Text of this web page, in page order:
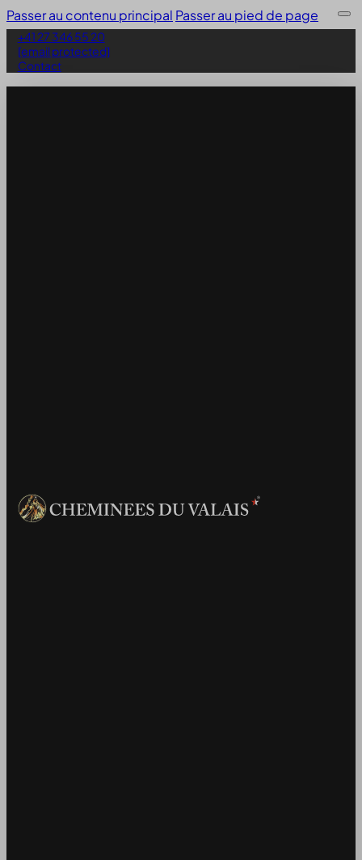
Passer au contenu principal Passer au pied de page
+41 27 346 55 20
[email protected]
Contact